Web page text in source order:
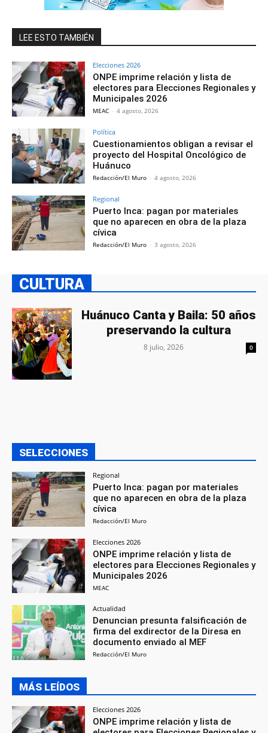
LEE ESTO TAMBIÉN
Elecciones 2026
ONPE imprime relación y lista de
electores para Elecciones Regionales y
Municipales 2026
MEAC - 4 agosto, 2026
Política
Cuestionamientos obligan a revisar el
proyecto del Hospital Oncológico de
Huánuco
Redacción/El Muro - 4 agosto, 2026
Regional
Puerto Inca: pagan por materiales
que no aparecen en obra de la plaza
cívica
Redacción/El Muro - 3 agosto, 2026
CULTURA
Huánuco Canta y Baila: 50 años
preservando la cultura
8 julio, 2026 0
SELECCIONES
Regional
Puerto Inca: pagan por materiales
que no aparecen en obra de la plaza
cívica
Redacción/El Muro
Elecciones 2026
ONPE imprime relación y lista de
electores para Elecciones Regionales y
Municipales 2026
MEAC
Actualidad
Denuncian presunta falsificación de
firma del exdirector de la Diresa en
documento enviado al MEF
Redacción/El Muro
MÁS LEÍDOS
Elecciones 2026
ONPE imprime relación y lista de